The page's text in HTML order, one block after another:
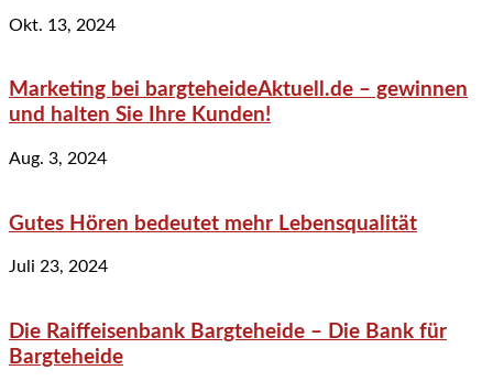
Okt. 13, 2024
Marketing bei bargteheideAktuell.de – gewinnen
und halten Sie Ihre Kunden!
Aug. 3, 2024
Gutes Hören bedeutet mehr Lebensqualität
Juli 23, 2024
Die Raiffeisenbank Bargteheide – Die Bank für
Bargteheide